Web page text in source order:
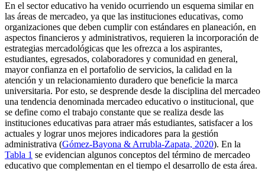
En el sector educativo ha venido ocurriendo un esquema similar en
las áreas de mercadeo, ya que las instituciones educativas, como
organizaciones que deben cumplir con estándares en planeación, en
aspectos financieros y administrativos, requieren la incorporación de
estrategias mercadológicas que les ofrezca a los aspirantes,
estudiantes, egresados, colaboradores y comunidad en general,
mayor confianza en el portafolio de servicios, la calidad en la
atención y un relacionamiento duradero que beneficie la marca
universitaria. Por esto, se desprende desde la disciplina del mercadeo
una tendencia denominada mercadeo educativo o institucional, que
se define como el trabajo constante que se realiza desde las
instituciones educativas para atraer más estudiantes, satisfacer a los
actuales y lograr unos mejores indicadores para la gestión
administrativa (Gómez-Bayona & Arrubla-Zapata, 2020). En la
Tabla 1 se evidencian algunos conceptos del término de mercadeo
educativo que complementan en el tiempo el desarrollo de esta área.